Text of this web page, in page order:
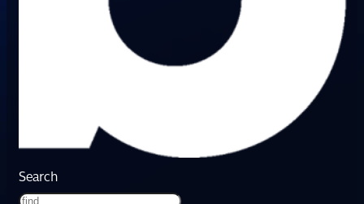
Search